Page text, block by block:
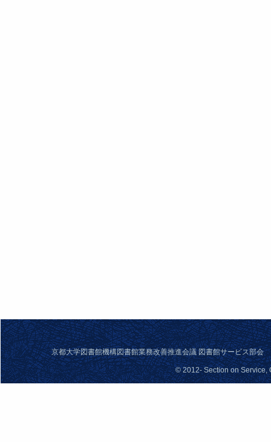
京都大学図書館機構図書館業務改善推進会議 図書館サービス部
© 2012- Section on Service,